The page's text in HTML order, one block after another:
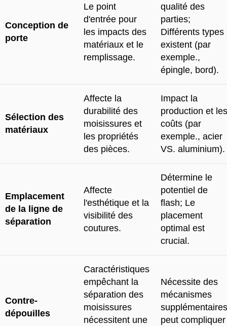
Conception de
porte
Le point
d'entrée pour
les impacts des
matériaux et le
remplissage.
qualité des
parties;
Différents types
existent (par
exemple.,
épingle, bord).
Sélection des
matériaux
Affecte la
durabilité des
moisissures et
les propriétés
des pièces.
Impact la
production et les
coûts (par
exemple., acier
VS. aluminium).
Emplacement
de la ligne de
séparation
Affecte
l'esthétique et la
visibilité des
coutures.
Détermine le
potentiel de
flash; Le
placement
optimal est
crucial.
Contre-
dépouilles
Caractéristiques
empêchant la
séparation des
moisissures
nécessitent une
Nécessite des
mécanismes
peut compliquer